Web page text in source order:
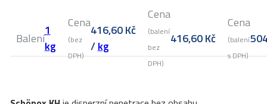
Balení1
kg
Cena
(bez
DPH)
416,60Kč
/kg
Cena
(balení
bez
DPH)
416,60Kč
Cena
(balení
s DPH)